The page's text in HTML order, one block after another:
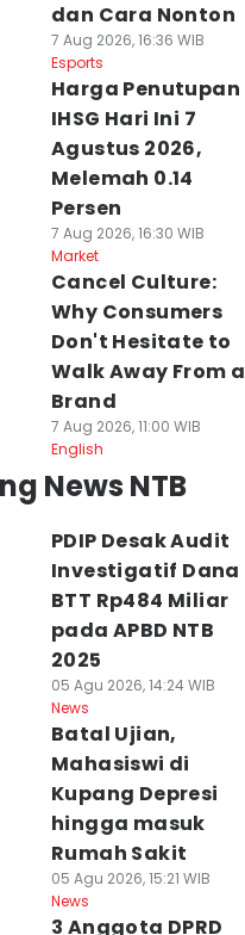
dan Cara Nonton
7 Aug 2026, 16:36 WIB
Esports
Harga Penutupan
IHSG Hari Ini 7
Agustus 2026,
Melemah 0.14
Persen
7 Aug 2026, 16:30 WIB
Market
Cancel Culture:
Why Consumers
Don't Hesitate to
Walk Away From a
Brand
7 Aug 2026, 11:00 WIB
English
News NTB
PDIP Desak Audit
Investigatif Dana
BTT Rp484 Miliar
pada APBD NTB
2025
05 Agu 2026, 14:24 WIB
News
Batal Ujian,
Mahasiswi di
Kupang Depresi
hingga masuk
Rumah Sakit
05 Agu 2026, 15:21 WIB
News
3 Anggota DPRD